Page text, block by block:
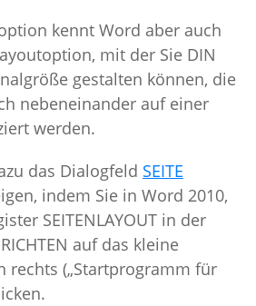
kennt Word aber auch
mit der Sie DIN
gestalten können, die
nebeneinander auf einer
werden.
das Dialogfeld SEITE
indem Sie in Word 2010,
SEITENLAYOUT in der
auf das kleine
rechts („Startprogramm für